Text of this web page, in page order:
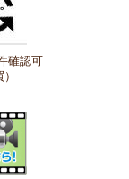
確認可